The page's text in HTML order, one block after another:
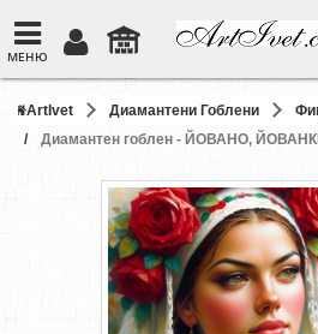
МЕНЮ
ArtIvet Диамантени Гоблени
Диамантен гоблен - ЙОВАНО,